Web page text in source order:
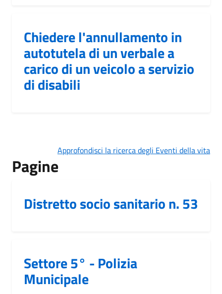
Chiedere l'annullamento in
autotutela di un verbale a
carico di un veicolo a servizio
di disabili
Approfondisci la ricerca degli Eventi della vita
Pagine
Distretto socio sanitario n. 53
Settore 5° - Polizia
Municipale